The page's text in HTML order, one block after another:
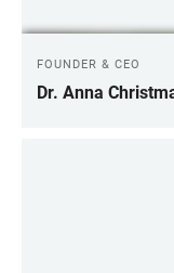
FOUNDER & CEO
Dr. Anna